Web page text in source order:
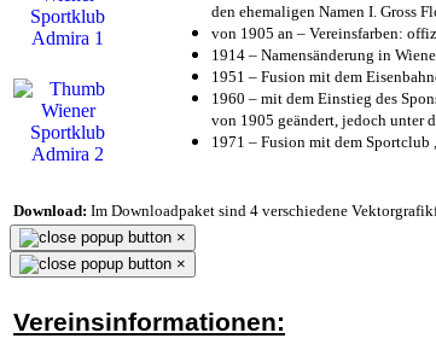
den ehemaligen Namen I. Gross
von 1905 an – Vereinsfarben:
1914 – Namensänderung in
1951 – Fusion mit dem
1960 – mit dem Einstieg des
von 1905 geändert, jedoch unter
1971 – Fusion mit dem Sportclub
Download: Im Downloadpaket sind 4 verschiedene
×
×
Vereinsinformationen: